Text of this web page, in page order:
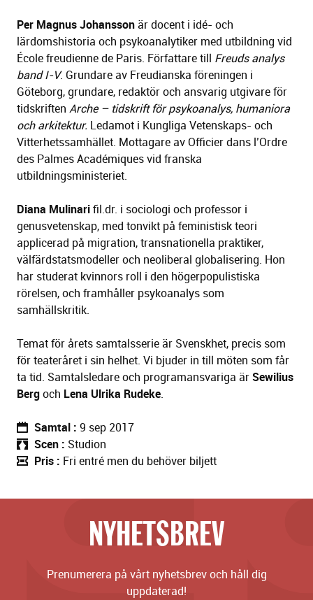
Per Magnus Johanssonär docent i idé- och
lärdomshistoria och psykoanalytiker med utbildning vid
École freudienne de Paris. Författare till Freuds analys
band I-V. Grundare av Freudianska föreningen i
Göteborg, grundare, redaktör och ansvarig utgivare för
tidskriften Arche – tidskrift för psykoanalys, humaniora
och arkitektur. Ledamot i Kungliga Vetenskaps- och
Vitterhetssamhället. Mottagare av Officier dans l’Ordre
des Palmes Académiques vid franska
utbildningsministeriet.
Diana Mulinarifil.dr. i sociologi och professor i
genusvetenskap, med tonvikt på feministisk teori
applicerad på migration, transnationella praktiker,
välfärdstatsmodeller och neoliberal globalisering. Hon
har studerat kvinnors roll i den högerpopulistiska
rörelsen, och framhåller psykoanalys som
samhällskritik.
Temat för årets samtalsserie är Svenskhet, precis som
för teateråret i sin helhet. Vi bjuder in till möten som får
ta tid. Samtalsledare och programansvariga ärSewilius
Bergoch Lena Ulrika Rudeke.
Samtal 9 sep 2017
Scen
Studion
Pris
Fri entré men du behöver biljett
NYHETSBREV
Prenumerera på vårt nyhetsbrev och håll dig
uppdaterad!